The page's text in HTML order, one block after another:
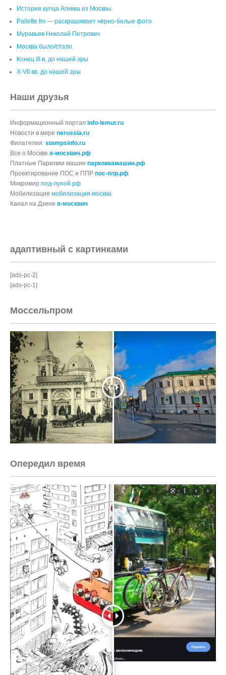
История купца Агеева из Москвы
Pallette.fm — раскрашивает чёрно‑белые фото
Муравьев Николай Петрович
Москва было/стало.
Конец III в. до нашей эры
X-VII вв. до нашей эры
Наши друзья
Информационный портал info-lemur.ru
Новости в мире nerussia.ru
Филателия stampsinfo.ru
Все о Москве я-москвич.рф
Платные Парковки машин парковкамашин.рф
Проектирование ПОС и ППР пос-ппр.рф
Микромир под-лупой.рф
Мобилизация мобилизация.москва
Канал на Дзене я-москвич
адаптивный с картинками
[ads-pc-2]
[ads-pc-1]
Моссельпром
Опередил время